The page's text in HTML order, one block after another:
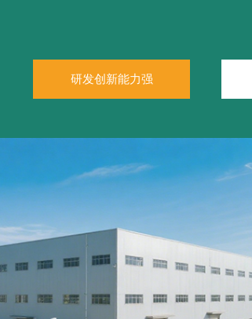
研发创新能力强